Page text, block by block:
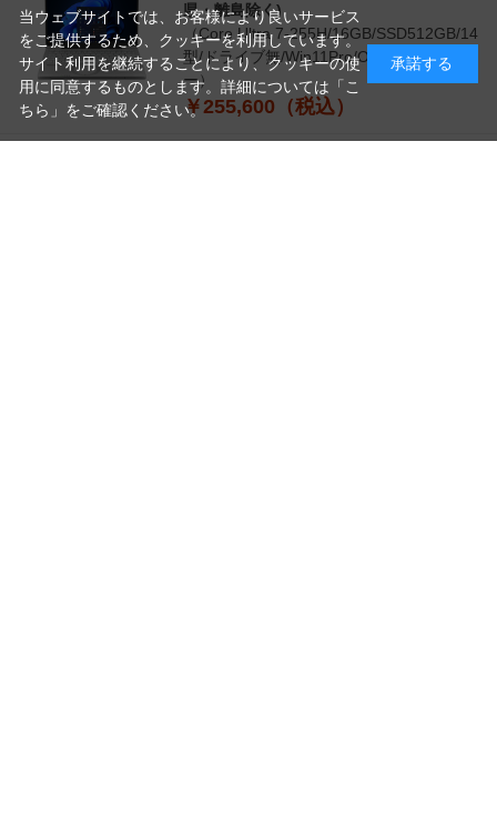
県・離島除く)
（Core Ultra 7-255H/16GB/SSD512GB/14
型/ドライブ無/Win11Pro/Office無 シルバ
ー）
￥255,600（税込）
当ウェブサイトでは、お客様により良いサービス
をご提供するため、クッキーを利用しています。
サイト利用を継続することにより、クッキーの使
用に同意するものとします。詳細については「 こ
ちら 」をご確認ください。
承諾する